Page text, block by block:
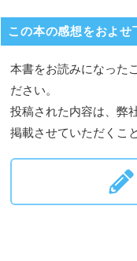
この本の感想をおよせ
本書をお読みになった
ださい。
投稿された内容は、弊
掲載させていただくこ